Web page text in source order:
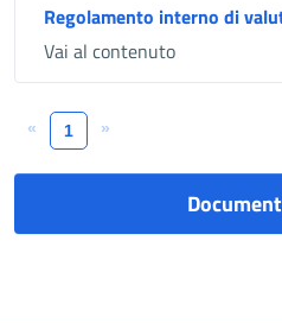
Regolamento interno di
Vai al contenuto
« 1 »